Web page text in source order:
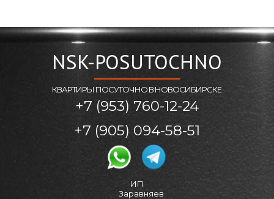
NSK-POSUTOCHNO
КВАРТИРЫ ПОСУТОЧНО В НОВОСИБИРСКЕ
+7 (953) 760-12-24
+7 (905) 094-58-51
ИП
Заравняев